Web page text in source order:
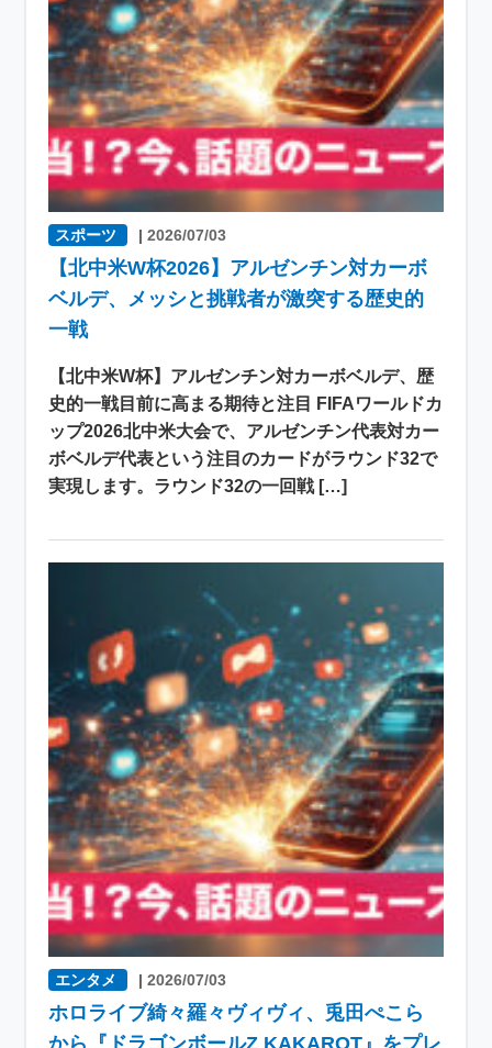
スポーツ |2026/07/03
【北中米W杯2026】アルゼンチン対カーボ
ベルデ、メッシと挑戦者が激突する歴史的
一戦
【北中米W杯】アルゼンチン対カーボベルデ、歴
史的一戦目前に高まる期待と注目 FIFAワールドカ
ップ2026北中米大会で、アルゼンチン代表対カー
ボベルデ代表という注目のカードがラウンド32で
実現します。ラウンド32の一回戦 […]
エンタメ |2026/07/03
ホロライブ綺々羅々ヴィヴィ、兎田ぺこら